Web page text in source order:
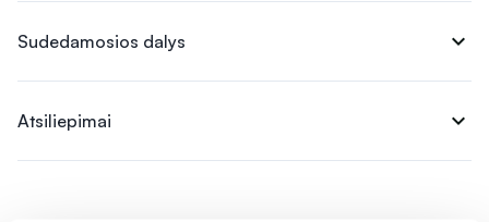
Sudedamosios dalys expand_more
Atsiliepimai expand_more